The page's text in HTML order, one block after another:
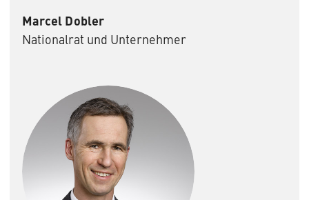
Marcel Dobler
Nationalrat und Unternehmer